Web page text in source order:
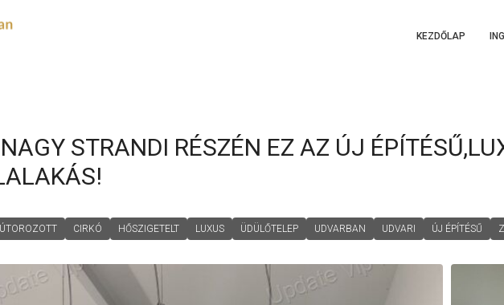
KEZDŐLAP
STRANDI RÉSZÉN EZ AZ ÚJ
CIRKÓ HŐSZIGETELT LUXUS ÜDÜLŐTELEP UDVARBAN UDVARI ÚJ ÉPÍTÉSŰ